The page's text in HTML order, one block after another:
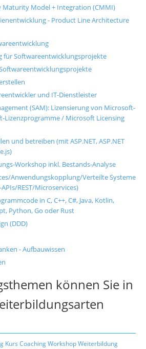
Maturity Model + Integration (CMMI)
- Product Line Architecture
für Softwareentwicklungsprojekte
und IT-Dienstleister
(SAM): Lizensierung von Microsoft-
Lizenzprogramme / Microsoft Licensing
und betreiben (mit ASP.NET, ASP.NET
Workshop inkl. Bestands-Analyse
Anwendungskopplung/Verteilte Systeme
REST/Microservices)
in C, C++, C#, Java, Kotlin,
Python, Go oder Rust
(DDD)
- Aufbauwissen
können Sie in
Kurs CoachingWorkshopWeiterbildung